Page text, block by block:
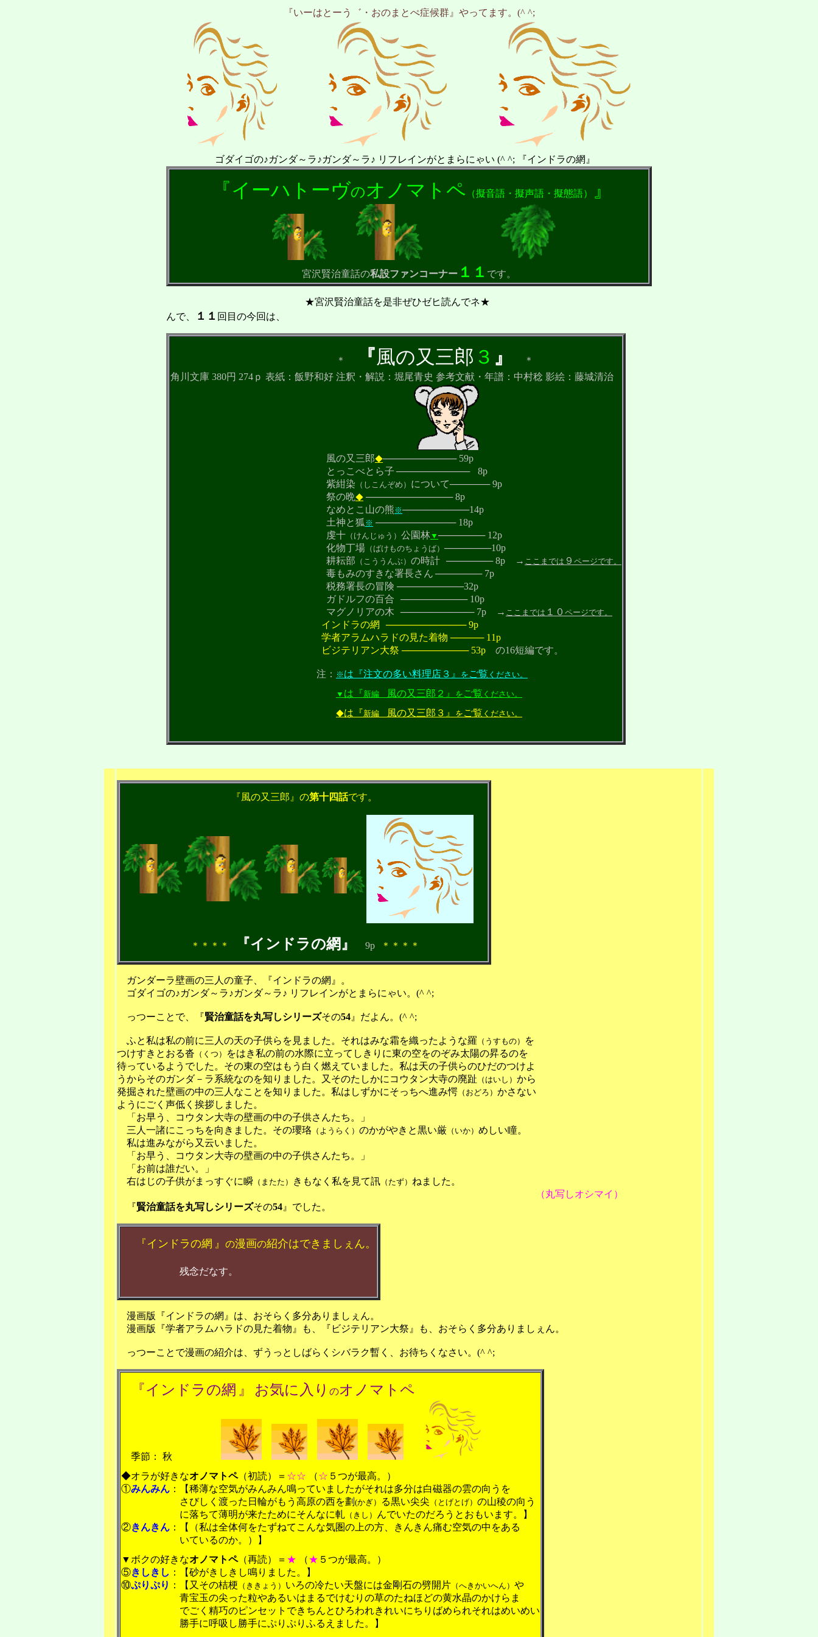
『いーはとーう゛・おのまとぺ症候群』やってます。(^ ^;
ゴダイゴの♪ガンダ～ラ♪ガンダ～ラ♪ リフレインがとまらにゃい (^ ^; 『インドラの網』
『イーハトーヴのオノマトペ （擬音語・擬声語・擬態語） 』
宮沢賢治童話の私設ファンコーナー １１ です。
★宮沢賢治童話を是非ぜひゼヒ読んでネ★
んで、
１１ 回目の今回は、
＊ 『風の又三郎 ３ 』
＊
角川文庫 380円 274ｐ 表紙：飯野和好 注釈・解説：堀尾青史 参考文献・年譜：中村稔 影絵：藤城清治
風の又三郎◆─────────── 59p
とっこべとら子 ───────────
8p
紫紺染 （しこんぞめ） について────── 9p
祭の晩◆ ─────────────8p
なめとこ山の熊 ※──────────14p
土神と狐 ※ ──────────── 18p
虔十 （けんじゅう） 公園林▼ ─────── 12p
化物丁場 （ばけものちょうば） ───────10p
耕耘部 （こううんぶ） の時計 ───────8p → ここまでは ９ ページです。
毒もみのすきな署長さん ─────── 7p
税務署長の冒険 ──────────32p
ガドルフの百合
────────── 10p
マグノリアの木
─────────── 7p → ここまでは １０ ページです。
インドラの網 ──────────── 9p
学者アラムハラドの見た着物 ───── 11p
ビジテリアン大祭 ────────── 53p の16短編です。
注： ※ は『注文の多い料理店３』 を ご覧 ください。
▼ は『新編 風の又三郎２』 を ご覧 ください。
◆は『新編 風の又三郎３』 を ご覧 ください。
『風の又三郎』の第十四話です。
＊＊＊＊ 『インドラの網』 9p ＊＊＊＊
ガンダーラ壁画の三人の童子、『インドラの網』。
ゴダイゴの♪ガンダ～ラ♪ガンダ～ラ♪ リフレインがとまらにゃい。(^ ^;
っつーことで、『賢治童話を丸写しシリーズその54 』だよん。 (^ ^;
ふと私は私の前に三人の天の子供らを見ました。それはみな霜を織ったような羅 （うすもの）
を
つけすきとおる沓 （くつ）
をはき私の前の水際に立ってしきりに東の空をのぞみ太陽の昇るのを
待っているようでした。その東の空はもう白く燃えていました。私は天の子供らのひだのつけよ
うからそのガンダ－ラ系統なのを知りました。又そのたしかにコウタン大寺の廃趾 （はいし） から
発掘された壁画の中の三人なことを知りました。私はしずかにそっちへ進み愕 （おどろ） かさない
ようにごく声低く挨拶しました。
「お早う、コウタン大寺の壁画の中の子供さんたち。」
三人一諸にこっちを向きました。その瓔珞 （ようらく） のかがやきと黒い厳 （いか） めしい瞳。
私は進みながら又云いました。
「お早う、コウタン大寺の壁画の中の子供さんたち。」
「お前は誰だい。」
右はじの子供がまっすぐに瞬 （またた） きもなく私を見て訊 （たず） ねました。
（丸写しオシマイ）
『賢治童話を丸写しシリーズその54 』でした。
『 インドラの網 』 の漫画の紹介はできましぇん。
残念だなす。
漫画版『インドラの網』は、おそらく多分ありましぇん。
漫画版『学者アラムハラドの見た着物』も、『ビジテリアン大祭』も、おそらく多分ありましぇん。
っつーことで漫画の紹介は、ずうっとしばらくシバラク暫く、お待ちくなさい。 (^ ^;
『インドラの網 』 お気に入り のオノマトペ
季節： 秋
◆オラが好きなオノマトペ（初読）＝ ☆☆ （☆ ５つが最高。）
①みんみん ：【稀薄な空気がみんみん鳴っていましたがそれは多分は白磁器の雲の向うを
さびしく渡った日輪がもう高原の西を劃 (かぎ） る黒い尖尖 （とげとげ） の山稜の向う
に落ちて薄明が来たためにそんなに軋 （きし）
んでいたのだろうとおもいます。】
②きんきん ：【（私は全体何をたずねてこんな気圏の上の方、きんきん痛む空気の中をある
いているのか。）】
▼ ボクの好きなオノマトペ（再読）＝ ★ （★ ５つが最高。）
⑤きしきし ：【砂がきしきし鳴りました。】
⑩ぷりぷり ：【又その桔梗 （ききょう） いろの冷たい天盤には金剛石の劈開片 （へきかいへん） や
青宝玉の尖った粒やあるいはまるでけむりの草のたねほどの黄水晶のかけらま
でごく精巧のピンセットできちんとひろわれきれいにちりばめられそれはめいめい
勝手に呼吸し勝手にぷりぷりふるえました。】